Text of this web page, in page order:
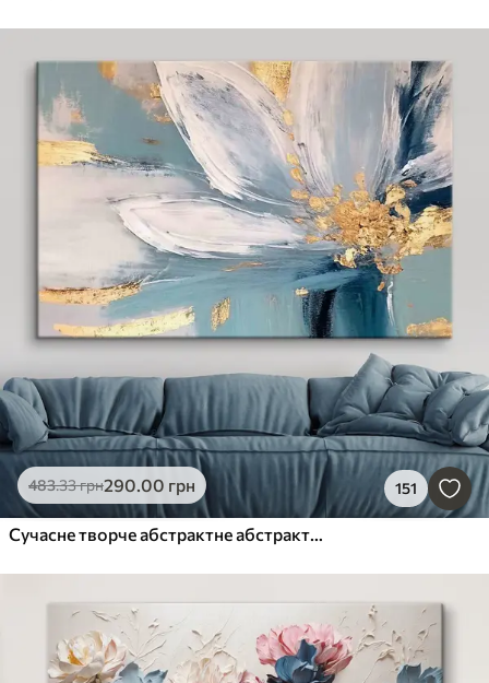
483.33грн290.00 грн 151
Сучасне творче абстрактне абстрактне настінне мистецтво